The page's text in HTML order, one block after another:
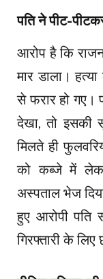
पति ने पीट-
आरोप है कि
मार डाला।
से फरार हो गए।
देखा, तो इसकी
मिलते ही
को कब्जे में
अस्पताल भेज
हुए आरोपी पति
गिरफ्तारी के